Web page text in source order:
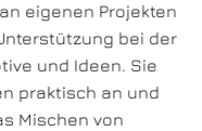
eigenen Projekten
bei der
und Ideen. Sie
praktisch an und
Mischen von